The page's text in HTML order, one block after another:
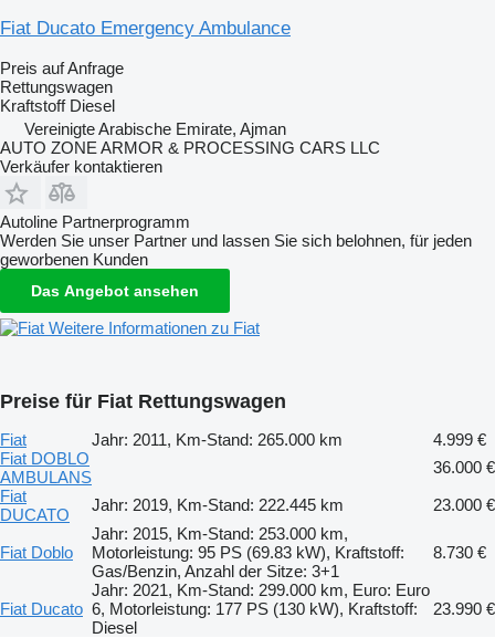
Fiat Ducato Emergency Ambulance
Preis auf Anfrage
Rettungswagen
Kraftstoff Diesel
Vereinigte Arabische Emirate, Ajman
AUTO ZONE ARMOR & PROCESSING CARS LLC
Verkäufer kontaktieren
Autoline Partnerprogramm
Werden Sie unser Partner und lassen Sie sich belohnen, für jeden
geworbenen Kunden
Das Angebot ansehen
Weitere Informationen zu Fiat
Preise für Fiat Rettungswagen
Fiat Jahr: 2011, Km-Stand: 265.000 km
4.999 €
Fiat DOBLO
AMBULANS
36.000 €
Fiat
DUCATO
Jahr: 2019, Km-Stand: 222.445 km 23.000 €
Fiat Doblo
Jahr: 2015, Km-Stand: 253.000 km,
Motorleistung: 95 PS (69.83 kW), Kraftstoff:
Gas/Benzin, Anzahl der Sitze: 3+1
8.730 €
Fiat Ducato
Jahr: 2021, Km-Stand: 299.000 km, Euro: Euro
6, Motorleistung: 177 PS (130 kW), Kraftstoff:
Diesel
23.990 €